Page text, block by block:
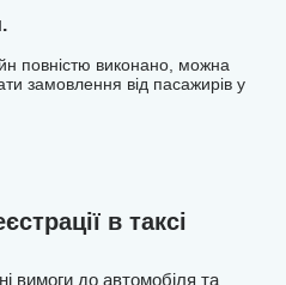
повністю виконано, можна
замовлення від пасажирів у
в таксі
вимоги до автомобіля та